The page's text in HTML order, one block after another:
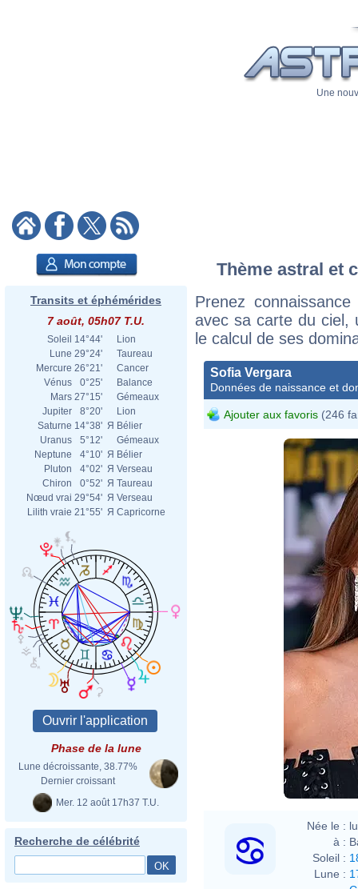
Une
Transits et éphémérides
7 août, 05h07 T.U.
Soleil 14°44'
Lion
Lune 29°24'
Taureau
Mercure 26°21'
Cancer
Vénus
0°25'
Balance
Mars 27°15'
Gémeaux
Jupiter
8°20'
Lion
Saturne 14°38' Я Bélier
Uranus
5°12'
Gémeaux
Neptune
4°10' Я Bélier
Pluton
4°02' Я Verseau
Chiron
0°52' Я Taureau
Nœud vrai 29°54' Я Verseau
Lilith vraie 21°55' Я Capricorne
Phase de la lune
Lune décroissante, 38.77%
Dernier croissant
Mer. 12 août 17h37 T.U.
Recherche de célébrité
Thème astral et
Prenez
avec sa carte du ciel,
le calcul de ses
Sofia Vergara
Données de naissance et
Ajouter aux favoris (246
Née le :
à :
Soleil :
Lune :